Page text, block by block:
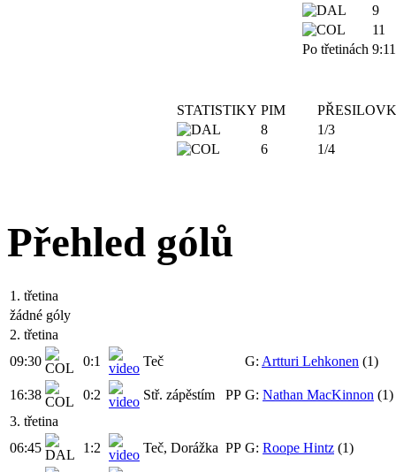
9
11
Po třetinách 9:11
STATISTIKY PIM
8
1/3
6
1/4
Přehled gólů
1. třetina
žádné góly
2. třetina
09:30
0:1 Teč G: Artturi Lehkonen (1)
16:38 0:2 Stř. zápěstím PP G: Nathan MacKinnon (1)
3. třetina
06:45
1:2 Teč, Dorážka PP G: Roope Hintz (1)